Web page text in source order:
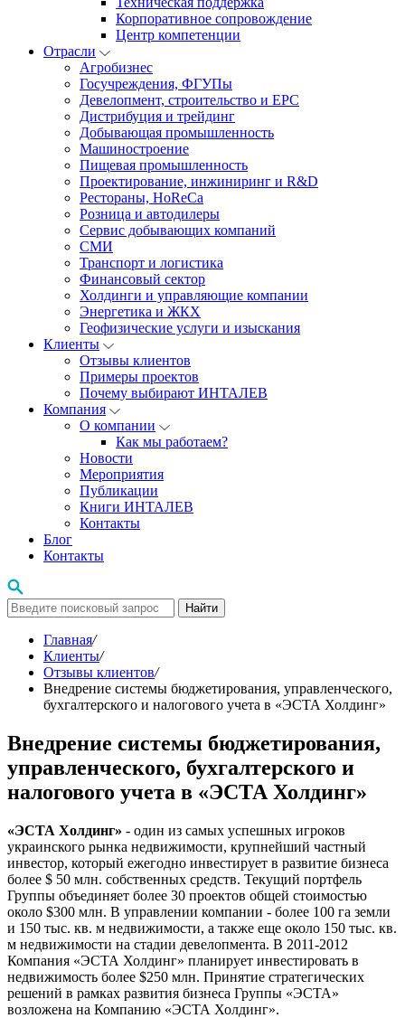
Корпоративное сопровождение
Центр компетенции
Отрасли
Агробизнес
Госучреждения, ФГУПы
Девелопмент, строительство и EPC
Дистрибуция и трейдинг
Добывающая промышленность
Машиностроение
Пищевая промышленность
Проектирование, инжиниринг и R&D
Рестораны, HoReCa
Розница и автодилеры
Сервис добывающих компаний
СМИ
Транспорт и логистика
Финансовый сектор
Холдинги и управляющие компании
Энергетика и ЖКХ
Геофизические услуги и изыскания
Клиенты
Отзывы клиентов
Примеры проектов
Почему выбирают ИНТАЛЕВ
Компания
О компании
Как мы работаем?
Новости
Мероприятия
Публикации
Книги ИНТАЛЕВ
Контакты
Блог
Контакты
Найти
Главная/
Клиенты/
Отзывы клиентов/
Внедрение системы бюджетирования, управленческого,
бухгалтерского и налогового учета в «ЭСТА Холдинг»
Внедрение системы бюджетирования,
управленческого, бухгалтерского и
налогового учета в «ЭСТА Холдинг»
«ЭСТА Холдинг» - один из самых успешных игроков
украинского рынка недвижимости, крупнейший частный
инвестор, который ежегодно инвестирует в развитие бизнеса
более $ 50 млн. собственных средств. Текущий портфель
Группы объединяет более 30 проектов общей стоимостью
около $300 млн. В управлении компании - более 100 га земли
и 150 тыс. кв. м недвижимости, а также еще около 150 тыс. кв.
м недвижимости на стадии девелопмента. В 2011-2012
Компания «ЭСТА Холдинг» планирует инвестировать в
недвижимость более $250 млн. Принятие стратегических
решений в рамках развития бизнеса Группы «ЭСТА»
возложена на Компанию «ЭСТА Холдинг».